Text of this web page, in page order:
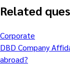
Related
Corporate
DBD Company
abroad?